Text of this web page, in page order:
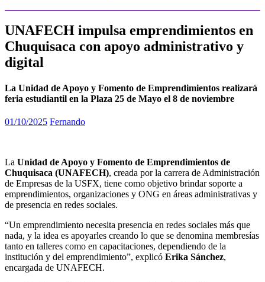
UNAFECH impulsa emprendimientos en
Chuquisaca con apoyo administrativo y
digital
La Unidad de Apoyo y Fomento de Emprendimientos realizará
feria estudiantil en la Plaza 25 de Mayo el 8 de noviembre
01/10/2025 Fernando
La Unidad de Apoyo y Fomento de Emprendimientos de
Chuquisaca (UNAFECH), creada por la carrera de Administración
de Empresas de la USFX, tiene como objetivo brindar soporte a
emprendimientos, organizaciones y ONG en áreas administrativas y
de presencia en redes sociales.
“Un emprendimiento necesita presencia en redes sociales más que
nada, y la idea es apoyarles creando lo que se denomina membresías
tanto en talleres como en capacitaciones, dependiendo de la
institución y del emprendimiento”, explicó Erika Sánchez,
encargada de UNAFECH.